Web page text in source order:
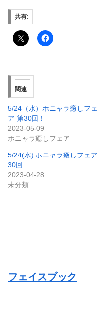
共有:
関連
5/24（水）ホニャラ癒しフェ
ア 第30回！
2023-05-09
ホニャラ癒しフェア
5/24(水) ホニャラ癒しフェア
30回
2023-04-28
未分類
フェイスブック